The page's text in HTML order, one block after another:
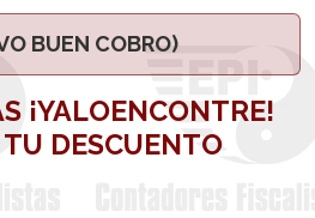
BUEN COBRO)
¡YALOENCONTRE!
DESCUENTO